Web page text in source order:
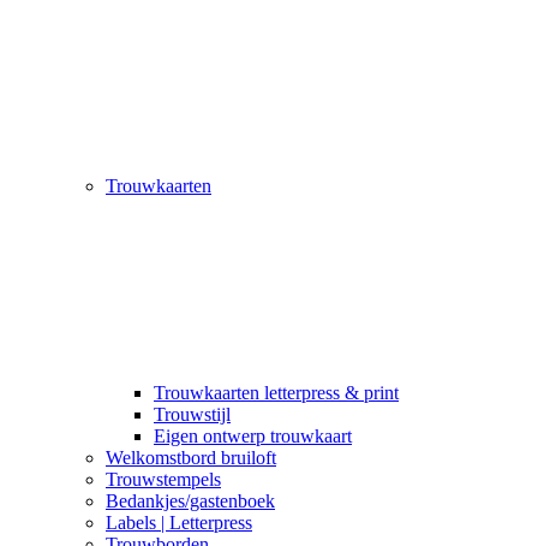
Trouwkaarten
Trouwkaarten letterpress & print
Trouwstijl
Eigen ontwerp trouwkaart
Welkomstbord bruiloft
Trouwstempels
Bedankjes/gastenboek
Labels | Letterpress